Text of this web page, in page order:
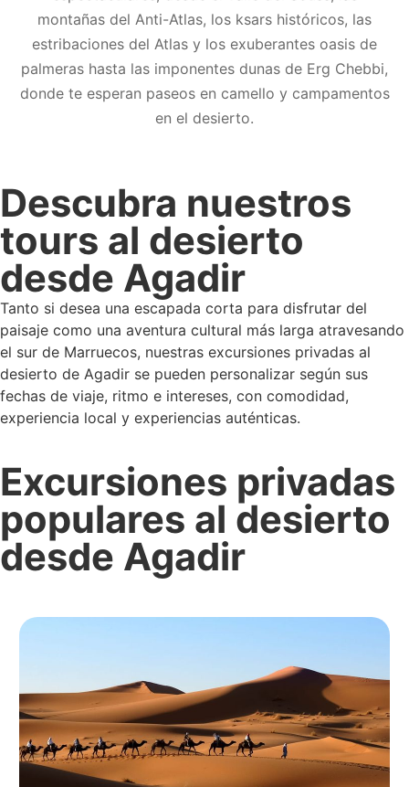
montañas del Anti-Atlas, los ksars históricos, las
estribaciones del Atlas y los exuberantes oasis de
palmeras hasta las imponentes dunas de Erg Chebbi,
donde te esperan paseos en camello y campamentos
en el desierto.
Descubra nuestros
tours al desierto
desde Agadir
Tanto si desea una escapada corta para disfrutar del
paisaje como una aventura cultural más larga atravesando
el sur de Marruecos, nuestras excursiones privadas al
desierto de Agadir se pueden personalizar según sus
fechas de viaje, ritmo e intereses, con comodidad,
experiencia local y experiencias auténticas.
Excursiones privadas
populares al desierto
desde Agadir